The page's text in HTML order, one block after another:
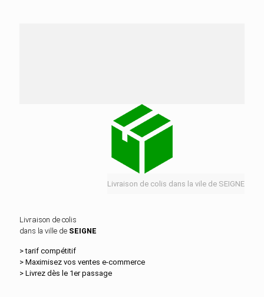
Livraison de colis dans la vile de SEIGNE
Livraison de colis
dans la ville de SEIGNE
> tarif compétitif
> Maximisez vos ventes e‑commerce
> Livrez dès le 1er passage